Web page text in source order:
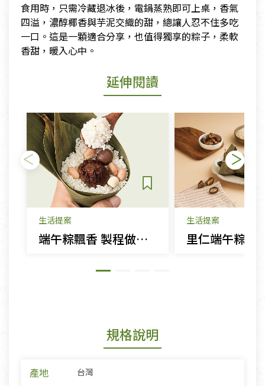
食用時，只需冷藏退冰後，電鍋蒸熟即可上桌，香氣
四溢，濃醇椰香與芋泥交織的甜，總讓人忍不住多吃
一口。這是一顆適合分享，也值得獨享的粽子，柔軟
香甜，暖入心中。
延伸閱讀
生活提案
端午粽飄香 製程做法知多少
生活提案
規格說明
產地 台灣